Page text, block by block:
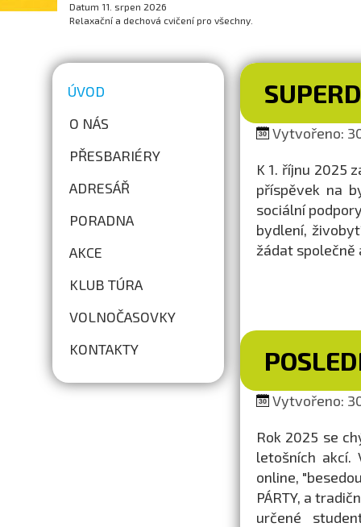
Datum 11. srpen 2026
Relaxační a dechová cvičení pro všechny.
ÚVOD
O NÁS
PŘESBARIÉRY
ADRESÁŘ
PORADNA
AKCE
KLUB TÚRA
VOLNOČASOVKY
KONTAKTY
Vytvořeno:
K 1. říjnu 2025
příspěvek na
sociální
bydlení,
žádat společně
Vytvořeno:
Rok 2025 se
letošních akcí.
online,
PÁRTY, a
určené